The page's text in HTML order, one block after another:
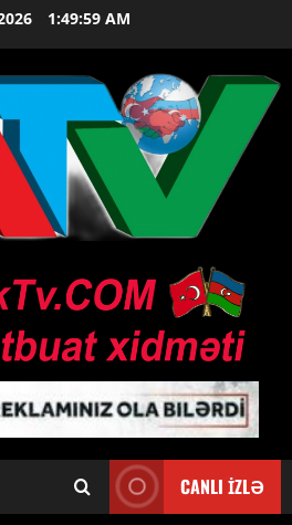
1:50:00 AM
CANLI İZLƏ